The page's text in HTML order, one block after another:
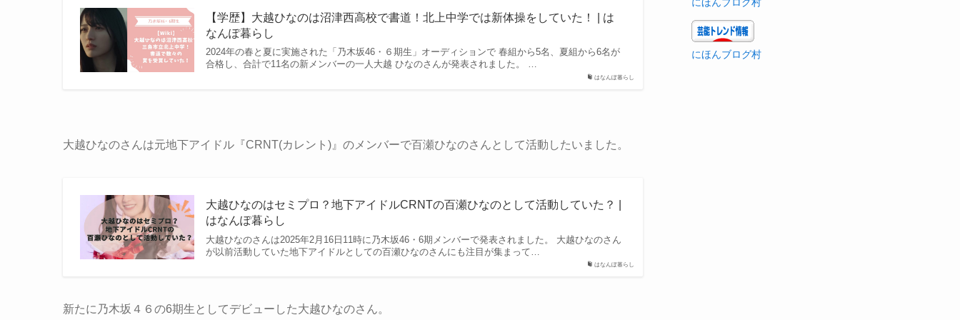
はなんぽ暮らし
【学歴】大越ひなのは沼津西高校で書道！北上中学では新体操をしていた！ | は
なんぽ暮らし
2024年の春と夏に実施された「乃木坂46・６期生」オーディションで 春組から5名、夏組から6名が
合格し、合計で11名の新メンバーの一人大越 ひなのさんが発表されました。 …
大越ひなのさんは元地下アイドル『CRNT(カレント)』のメンバーで百瀬ひなのさんとして活動したいました。
はなんぽ暮らし
大越ひなのはセミプロ？地下アイドルCRNTの百瀬ひなのとして活動していた？ |
はなんぽ暮らし
大越ひなのさんは2025年2月16日11時に乃木坂46・6期メンバーで発表されました。 大越ひなのさん
が以前活動していた地下アイドルとしての百瀬ひなのさんにも注目が集まって…
新たに乃木坂４６の6期生としてデビューした大越ひなのさん。
にほんブログ村